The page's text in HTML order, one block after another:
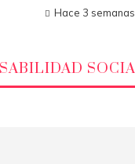
Hace 3 semanas